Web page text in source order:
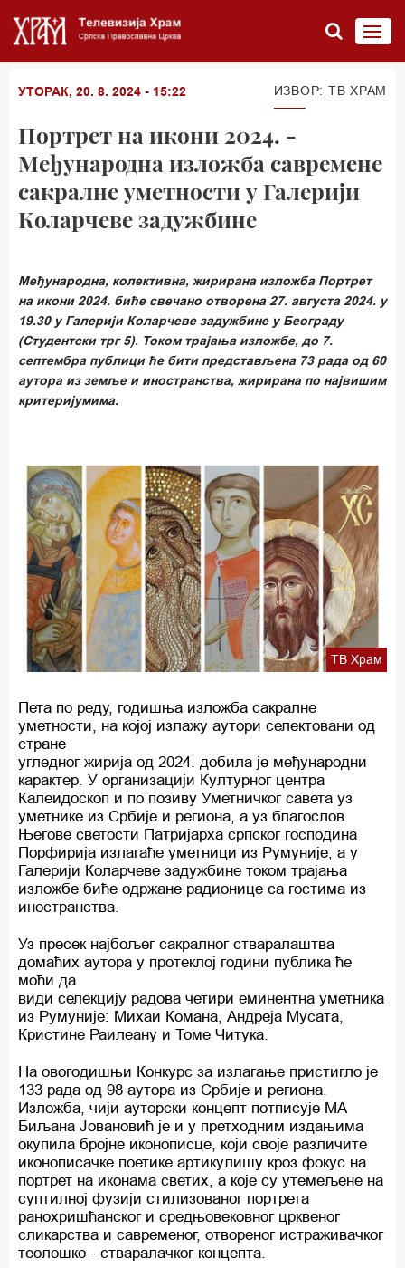
УТОРАК, 20. 8. 2024 - 15:22 ИЗВОР: ТВ ХРАМ
Портрет на икони 2024. -
Међународна изложба савремене
сакралне уметности у Галерији
Коларчеве задужбине
Међународна, колективна, жирирана изложба Портрет
на икони 2024. биће свечано отворена 27. августа 2024. у
19.30 у Галерији Коларчеве задужбине у Београду
(Студентски трг 5). Током трајања изложбе, до 7.
септембра публици ће бити представљена 73 рада од 60
аутора из земље и иностранства, жирирана по највишим
критеријумима.
ТВ Храм
Пета по реду, годишња изложба сакралне
уметности, на којој излажу аутори селектовани од
стране
угледног жирија од 2024. добила је међународни
карактер. У организацији Културног центра
Калеидоскоп и по позиву Уметничког савета уз
уметнике из Србије и региона, а уз благослов
Његове светости Патријарха српског господина
Порфирија излагаће уметници из Румуније, а у
Галерији Коларчеве задужбине током трајања
изложбе биће одржане радионице са гостима из
иностранства.
Уз пресек најбољег сакралног стваралаштва
домаћих аутора у протеклој години публика ће
моћи да
види селекцију радова четири еминентна уметника
из Румуније: Михаи Комана, Андреја Мусата,
Кристине Раилеану и Томе Читука.
На овогодишњи Конкурс за излагање пристигло је
133 рада од 98 аутора из Србије и региона.
Изложба, чији ауторски концепт потписује МА
Биљана Јовановић је и у претходним издањима
окупила бројне иконописце, који своје различите
иконописачке поетике артикулишу кроз фокус на
портрет на иконама светих, а које су утемељене на
суптилној фузији стилизованог портрета
ранохришћанског и средњовековног црквеног
сликарства и савременог, отвореног истраживачког
теолошко - стваралачког концепта.